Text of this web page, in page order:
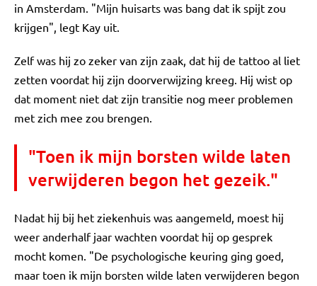
in Amsterdam. "Mijn huisarts was bang dat ik spijt zou
krijgen", legt Kay uit.
Zelf was hij zo zeker van zijn zaak, dat hij de tattoo al liet
zetten voordat hij zijn doorverwijzing kreeg. Hij wist op
dat moment niet dat zijn transitie nog meer problemen
met zich mee zou brengen.
"Toen ik mijn borsten wilde laten
verwijderen begon het gezeik."
Nadat hij bij het ziekenhuis was aangemeld, moest hij
weer anderhalf jaar wachten voordat hij op gesprek
mocht komen. "De psychologische keuring ging goed,
maar toen ik mijn borsten wilde laten verwijderen begon